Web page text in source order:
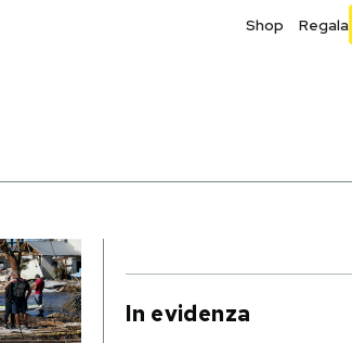
Shop Regala
In evidenza